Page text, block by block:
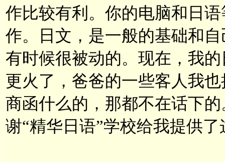
作比较有利。你的电脑和日
作。日文，是一般的基础和
有时候很被动的。现在，我
更火了，爸爸的一些客人我
商函什么的，那都不在话下
谢“精华日语”学校给我提供